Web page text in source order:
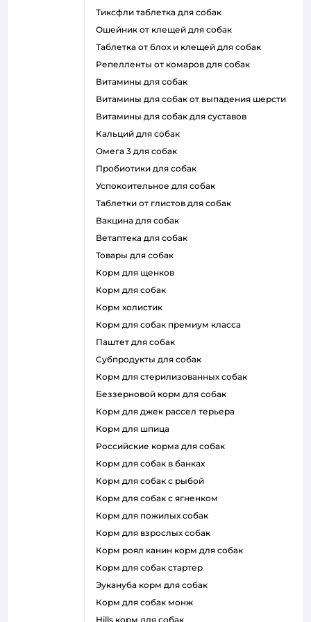
тиксфли таблетка для собак
ошейник от клещей для собак
таблетка от блох и клещей для собак
репелленты от комаров для собак
витамины для собак
витамины для собак от выпадения шерсти
витамины для собак для суставов
кальций для собак
омега 3 для собак
пробиотики для собак
успокоительное для собак
таблетки от глистов для собак
вакцина для собак
ветаптека для собак
товары для собак
корм для щенков
корм для собак
корм холистик
корм для собак премиум класса
паштет для собак
субпродукты для собак
корм для стерилизованных собак
беззерновой корм для собак
корм для джек рассел терьера
корм для шпица
российские корма для собак
корм для собак в банках
корм для собак с рыбой
корм для собак с ягненком
корм для пожилых собак
корм для взрослых собак
корм роял канин корм для собак
корм для собак стартер
эукануба корм для собак
корм для собак монж
hills корм для собак